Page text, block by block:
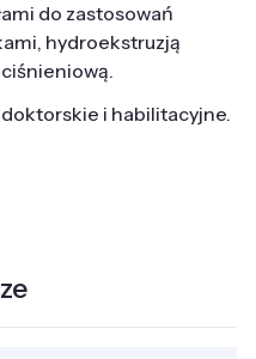
do zastosowań
hydroekstruzją
i habilitacyjne.